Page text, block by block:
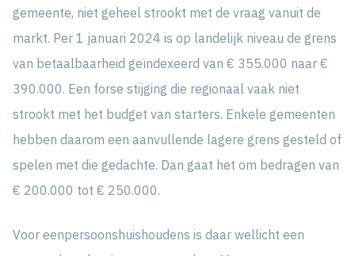
gemeente, niet geheel strookt met de vraag vanuit de
markt. Per 1 januari 2024 is op landelijk niveau de grens
van betaalbaarheid geïndexeerd van € 355.000 naar €
390.000. Een forse stijging die regionaal vaak niet
strookt met het budget van starters. Enkele gemeenten
hebben daarom een aanvullende lagere grens gesteld of
spelen met die gedachte. Dan gaat het om bedragen van
€ 200.000 tot € 250.000.
Voor eenpersoonshuishoudens is daar wellicht een